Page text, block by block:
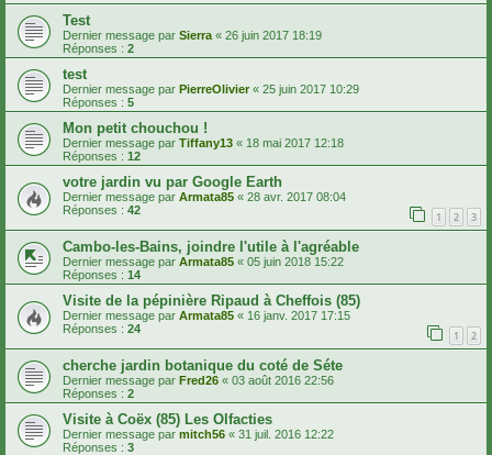
Test
Dernier message par Sierra « 26 juin 2017 18:19
Réponses : 2
test
Dernier message par PierreOlivier« 25 juin 2017 10:29
Réponses : 5
Mon petit chouchou !
Dernier message par Tiffany13 « 18 mai 2017 12:18
Réponses : 12
votre jardin vu par Google Earth
Dernier message par Armata85 « 28 avr. 2017 08:04
Réponses : 42 1 2 3
Cambo-les-Bains, joindre l'utile à l'agréable
Dernier message par Armata85 « 05 juin 2018 15:22
Réponses : 14
Visite de la pépinière Ripaud à Cheffois (85)
Dernier message par Armata85 « 16 janv. 2017 17:15
Réponses : 24 1 2
cherche jardin botanique du coté de Séte
Dernier message par Fred26 « 03 août 2016 22:56
Réponses : 2
Visite à Coëx (85) Les Olfacties
Dernier message par mitch56 « 31 juil. 2016 12:22
Réponses : 3